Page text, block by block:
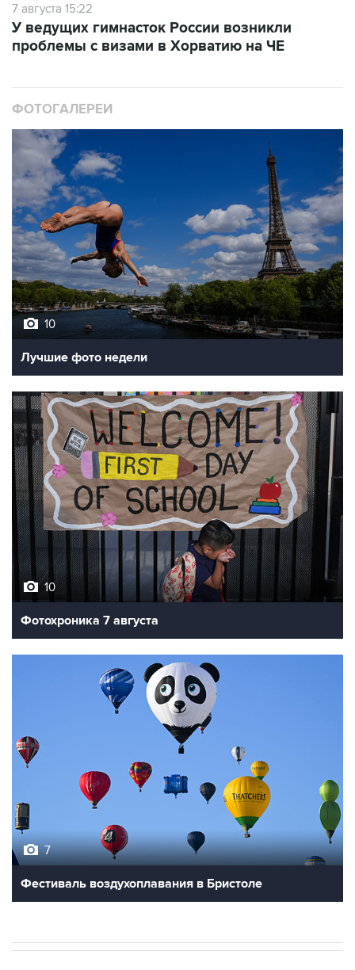
7 августа 15:22
У ведущих гимнасток России возникли
проблемы с визами в Хорватию на ЧЕ
ФОТОГАЛЕРЕИ
10
Лучшие фото недели
10
Фотохроника 7 августа
7
Фестиваль воздухоплавания в Бристоле